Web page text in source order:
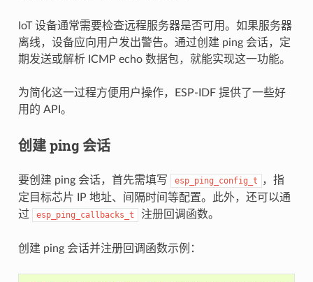
IoT 设备通常需要检查远程服务器是否可用。如果服务器
离线，设备应向用户发出警告。通过创建 ping 会话，定
期发送或解析 ICMP echo 数据包，就能实现这一功能。
为简化这一过程方便用户操作，ESP-IDF 提供了一些好
用的 API。
创建 ping 会话
要创建 ping 会话，首先需填写 esp_ping_config_t
，指
定目标芯片 IP 地址、间隔时间等配置。此外，还可以通
过
esp_ping_callbacks_t 注册回调函数。
创建 ping 会话并注册回调函数示例：